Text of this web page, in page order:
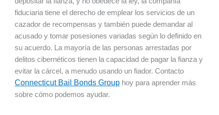
fiduciaria tiene el derecho de emplear los servicios de un
cazador de recompensas y también puede demandar al
acusado y tomar posesiones variadas según lo definido en
su acuerdo. La mayoría de las personas arrestadas por
delitos cibernéticos tienen la capacidad de pagar la fianza y
evitar la cárcel, a menudo usando un fiador. Contacto
Connecticut Bail Bonds Group hoy para aprender más
sobre cómo podemos ayudar.